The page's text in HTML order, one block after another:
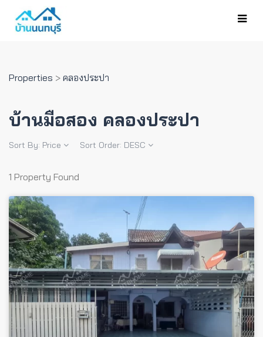
Properties > คลองประปา
บ้านมือสอง คลองประปา
Sort By: Price Sort Order: DESC
1 Property Found